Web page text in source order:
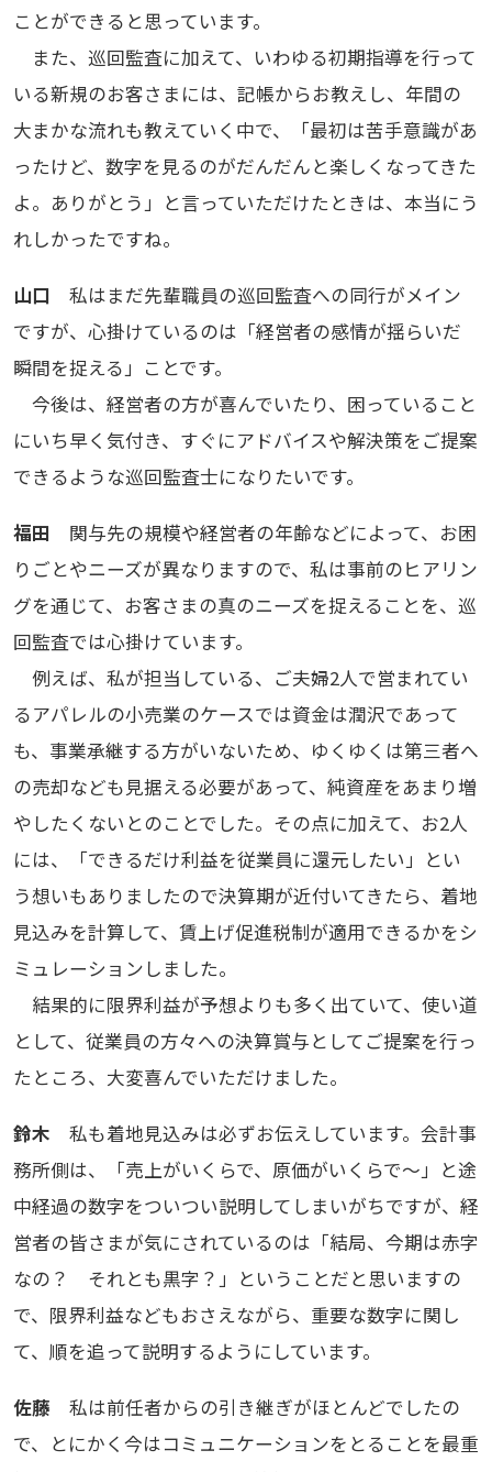
ことができると思っています。
また、巡回監査に加えて、いわゆる初期指導を行って
いる新規のお客さまには、記帳からお教えし、年間の
大まかな流れも教えていく中で、「最初は苦手意識があ
ったけど、数字を見るのがだんだんと楽しくなってきた
よ。ありがとう」と言っていただけたときは、本当にう
れしかったですね。
山口 私はまだ先輩職員の巡回監査への同行がメイン
ですが、心掛けているのは「経営者の感情が揺らいだ
瞬間を捉える」ことです。
今後は、経営者の方が喜んでいたり、困っていること
にいち早く気付き、すぐにアドバイスや解決策をご提案
できるような巡回監査士になりたいです。
福田 関与先の規模や経営者の年齢などによって、お困
りごとやニーズが異なりますので、私は事前のヒアリン
グを通じて、お客さまの真のニーズを捉えることを、巡
回監査では心掛けています。
例えば、私が担当している、ご夫婦2人で営まれてい
るアパレルの小売業のケースでは資金は潤沢であって
も、事業承継する方がいないため、ゆくゆくは第三者へ
の売却なども見据える必要があって、純資産をあまり増
やしたくないとのことでした。その点に加えて、お2人
には、「できるだけ利益を従業員に還元したい」とい
う想いもありましたので決算期が近付いてきたら、着地
見込みを計算して、賃上げ促進税制が適用できるかをシ
ミュレーションしました。
結果的に限界利益が予想よりも多く出ていて、使い道
として、従業員の方々への決算賞与としてご提案を行っ
たところ、大変喜んでいただけました。
鈴木 私も着地見込みは必ずお伝えしています。会計事
務所側は、「売上がいくらで、原価がいくらで～」と途
中経過の数字をついつい説明してしまいがちですが、経
営者の皆さまが気にされているのは「結局、今期は赤字
なの？ それとも黒字？」ということだと思いますの
で、限界利益などもおさえながら、重要な数字に関し
て、順を追って説明するようにしています。
佐藤私は前任者からの引き継ぎがほとんどでしたの
で、とにかく今はコミュニケーションをとることを最重